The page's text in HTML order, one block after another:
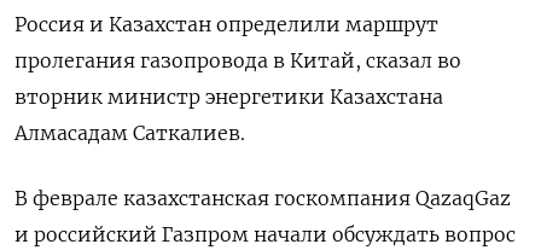
Россия и Казахстан определили маршрут
пролегания газопровода в Китай, сказал во
вторник министр энергетики Казахстана
Алмасадам Саткалиев.
В феврале казахстанская госкомпания QazaqGaz
и российский Газпром начали обсуждать вопрос